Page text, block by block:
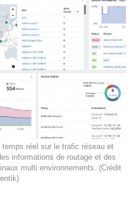
réel sur le trafic réseau et
informations de routage et des
multi environnements. (Crédit